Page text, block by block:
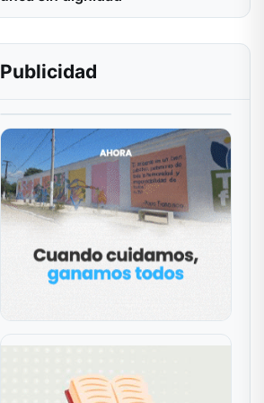
Publicidad